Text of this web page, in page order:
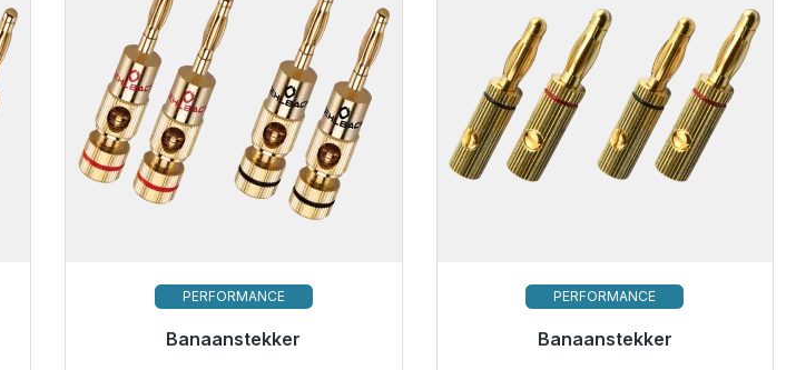
PERFORMANCE
Banaanstekker
PERFORMANCE
Banaanstekker
Klaar voor onmiddellijke verzending,